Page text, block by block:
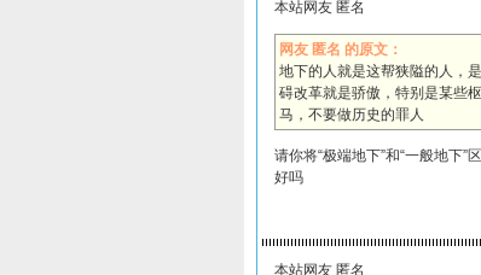
本站网友 匿名
网友 匿名 的原文：
地下的人就是这帮狭隘的人，
碍改革就是骄傲，特别是某些
马，不要做历史的罪人
请你将“极端地下”和“一般地下
好吗
本站网友 匿名